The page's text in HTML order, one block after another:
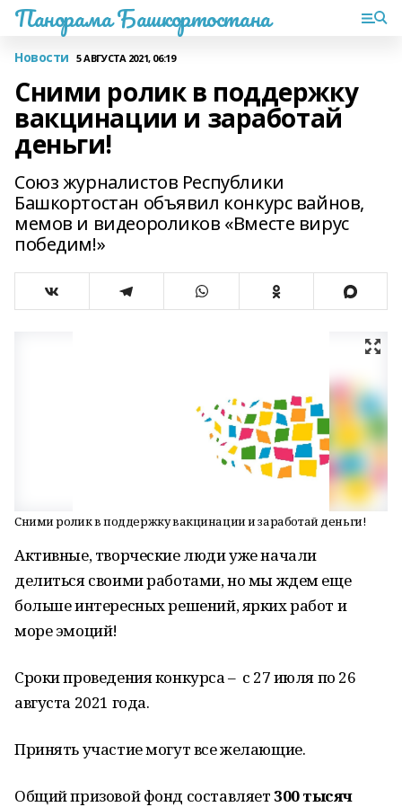
Панорама Башкортостана
Новости 5 АВГУСТА 2021, 06:19
Сними ролик в поддержку
вакцинации и заработай
деньги!
Союз журналистов Республики
Башкортостан объявил конкурс вайнов,
мемов и видеороликов «Вместе вирус
победим!»
Сними ролик в поддержку вакцинации и заработай деньги!
Активные, творческие люди уже начали
делиться своими работами, но мы ждем еще
больше интересных решений, ярких работ и
море эмоций!
Сроки проведения конкурса – с 27 июля по 26
августа 2021 года.
Принять участие могут все желающие.
Общий призовой фонд составляет 300 тысяч